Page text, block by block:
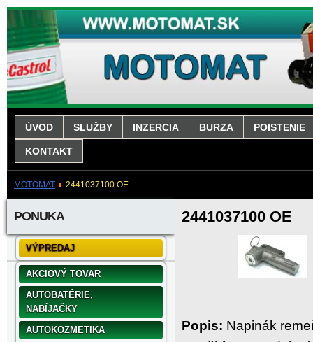
ÚVOD SLUŽBY INZERCIA BURZA POISTENIE
KONTAKT
MOTOMAT 2441037100 OE
PONUKA
VÝPREDAJ
AKCIOVÝ TOVAR
AUTOBATÉRIE,
NABÍJAČKY
AUTOKOZMETIKA
2441037100 OE
Popis: Napinák